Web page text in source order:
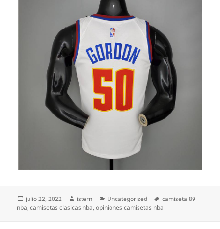
Publicado
el
julio 22, 2022 Autor
istern Categorías
Uncategorized Etiquetas
camiseta 89
nba,camisetas clasicas nba,opiniones camisetas nba